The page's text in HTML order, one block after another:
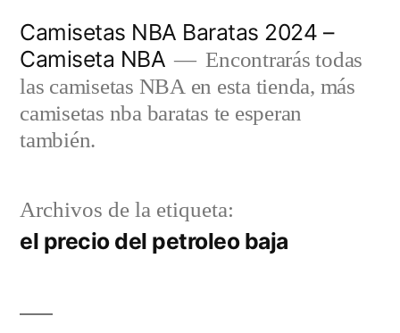
contenido
Camisetas NBA Baratas 2024 –
Camiseta NBA
Encontrarás todas
las camisetas NBA en esta tienda, más
camisetas nba baratas te esperan
también.
Archivos de la etiqueta:
el precio del petroleo baja